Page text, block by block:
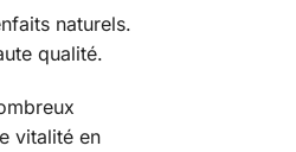
naturels.
qualité.
vitalité en